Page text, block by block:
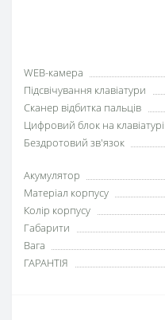
WEB-камера
Підсвічування клавіатури
Сканер відбитка пальців
Цифровий блок на клавіатурі
Бездротовий зв'язок
Акумулятор
Матеріал корпусу
Колір корпусу
Габарити
Вага
ГАРАНТІЯ